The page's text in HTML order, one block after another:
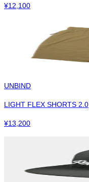
¥12,100
UNBIND
LIGHT FLEX SHORTS 2.0
¥13,200